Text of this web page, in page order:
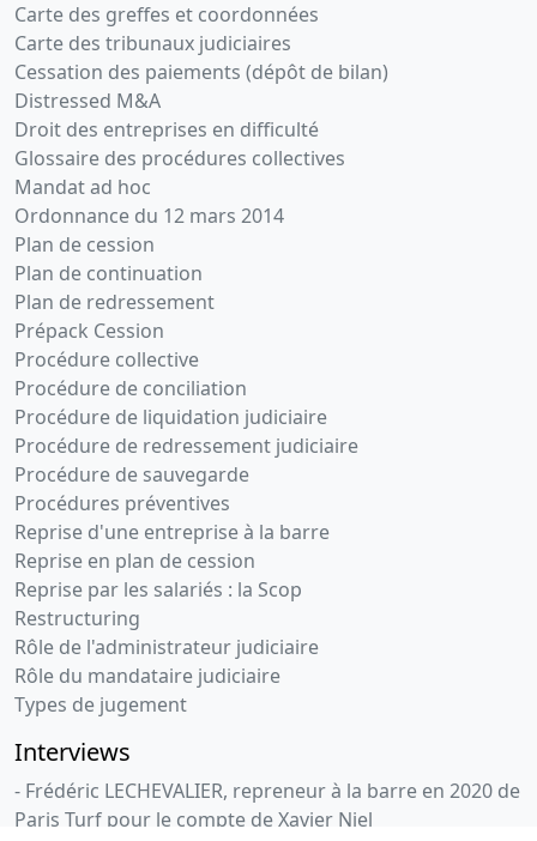
Carte des greffes et coordonnées
Carte des tribunaux judiciaires
Cessation des paiements (dépôt de bilan)
Distressed M&A
Droit des entreprises en difficulté
Glossaire des procédures collectives
Mandat ad hoc
Ordonnance du 12 mars 2014
Plan de cession
Plan de continuation
Plan de redressement
Prépack Cession
Procédure collective
Procédure de conciliation
Procédure de liquidation judiciaire
Procédure de redressement judiciaire
Procédure de sauvegarde
Procédures préventives
Reprise d'une entreprise à la barre
Reprise en plan de cession
Reprise par les salariés : la Scop
Restructuring
Rôle de l'administrateur judiciaire
Rôle du mandataire judiciaire
Types de jugement
Interviews
- Frédéric LECHEVALIER, repreneur à la barre en 2020 de
Paris Turf pour le compte de Xavier Niel